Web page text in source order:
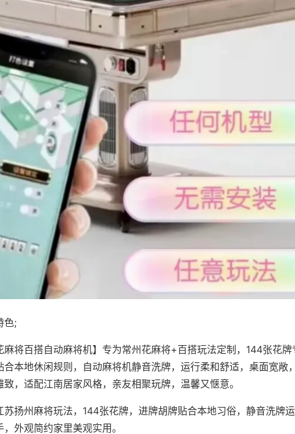
色;
麻将百搭自动麻将机】专为常州花麻将+百搭玩法定制，144张花牌
合本地休闲规则，自动麻将机静音洗牌，运行柔和舒适，桌面宽敞
，适配江南居家风格，亲友相聚玩牌，温馨又惬意。
苏扬州麻将玩法，144张花牌，进牌胡牌贴合本地习俗，静音洗牌
外观简约家里美观实用。